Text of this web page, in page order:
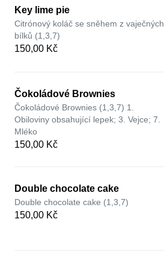
Key lime pie
Citrónový koláč se sněhem z vaječných
bílků (1,3,7)
150,00 Kč
Čokoládové Brownies
Čokoládové Brownies (1,3,7) 1.
Obiloviny obsahující lepek; 3. Vejce; 7.
Mléko
150,00 Kč
Double chocolate cake
Double chocolate cake (1,3,7)
150,00 Kč